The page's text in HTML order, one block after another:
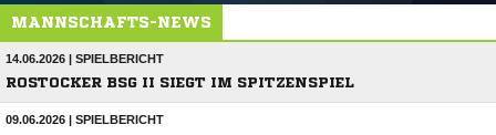
MANNSCHAFTS-NEWS
14.06.2026 | SPIELBERICHT
ROSTOCKER BSG II SIEGT IM SPITZENSPIEL
09.06.2026 | SPIELBERICHT